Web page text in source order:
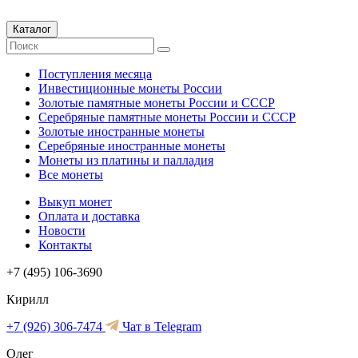
Каталог
Поступления месяца
Инвестиционные монеты России
Золотые памятные монеты России и СССР
Серебряные памятные монеты России и СССР
Золотые иностранные монеты
Серебряные иностранные монеты
Монеты из платины и палладия
Все монеты
Выкуп монет
Оплата и доставка
Новости
Контакты
+7 (495) 106-3690
Кирилл
+7 (926) 306-7474
Чат в Telegram
Олег